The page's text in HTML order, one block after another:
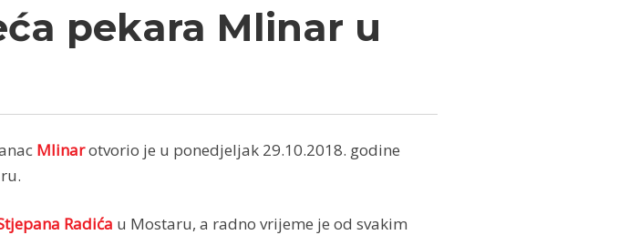
pekara Mlinar u
Mlinarotvorio je u ponedjeljak 29.10.2018. godine
Radića u Mostaru, a radno vrijeme je od svakim